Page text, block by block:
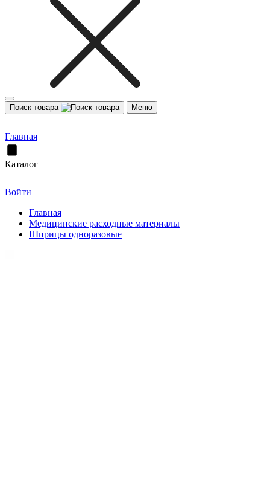
Поиск товара Меню
Главная
Каталог
Войти
Главная
Медицинские расходные материалы
Шприцы одноразовые